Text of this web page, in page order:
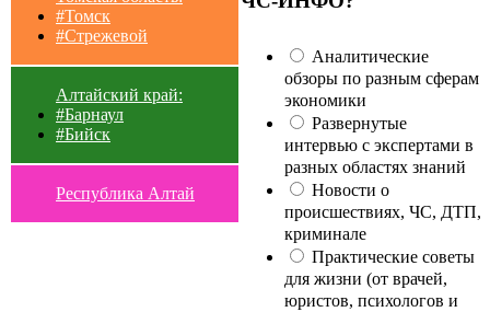
#Томск
#Стрежевой
Алтайский край:
#Барнаул
#Бийск
Республика Алтай
Аналитические
обзоры по разным сферам
экономики
Развернутые
интервью с экспертами в
разных областях знаний
Новости о
происшествиях, ЧС, ДТП,
криминале
Практические советы
для жизни (от врачей,
юристов, психологов и